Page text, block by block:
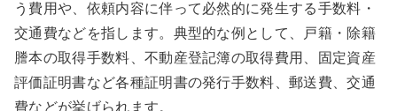
う費用や、依頼内容に伴って必然的に発生する手数料・
交通費などを指します。典型的な例として、戸籍・除籍
謄本の取得手数料、不動産登記簿の取得費用、固定資産
評価証明書など各種証明書の発行手数料、郵送費、交通
費などが挙げられます。